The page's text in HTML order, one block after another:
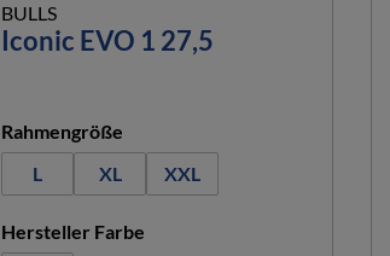
BULLS
Iconic EVO 1 27,5
Rahmengröße
L
XL XXL
Hersteller Farbe